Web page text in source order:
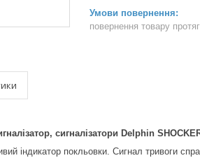
повернення товару
сигналізатори Delphin
індикатор покльовки. Сигнал тривоги